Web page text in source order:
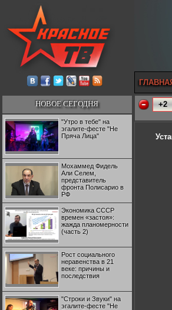
НОВОЕ СЕГОДНЯ
"Утро в тебе" на
эгалите-фесте "Не
Пряча Лица"
Мохаммед Фидель
Али Селем,
представитель
фронта Полисарио в
РФ
Экономика СССР
времен «застоя»:
жажда планомерности
(часть 2)
Рост социального
неравенства в 21
веке: причины и
последствия
"Строки и Звуки" на
эгалите-фесте "Не
+2